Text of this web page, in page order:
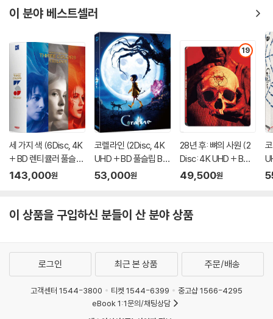
니다.
※ 아웃케이스/구성품/포장 상태
1) 제작/배송 과정에서 경미한 아웃케이스 주름, 모서리 눌림 및 갈라짐이
발생할 수 있습니다. 반품을 원하실 경우 미개봉 상태로 문의 부탁드립니
다.
2) 스틸북 케이스 제작 과정에서 기포 혹은 경미한 인쇄 오류가 발생할 수
있습니다.
3) 렌티큘러 스틸북의 경우, 보호필름이 붙어 판매되기도 합니다. 보호필
름 손상에 의한 교환/반품은 불가합니다.
4) 본품 보호를 위해 노란색의 카톤 박스로 재포장한 경우, 카톤박스 손상
에 의한 교환/반품은 불가합니다.
환/반품이 제한될 수 있습니다.
1) 기기 문제로 인해 발생하는 재생 불량 현상에 대해서는 반품/교환이 불
가하니 최신 소프트웨어로 업데이트된 DVD/BD 전용 기기에서 재생하실
것을 권유해 드립니다.
2) 정전기와 먼지로 인해 재생이 원활하지 않은 경우가 있습니다. 디스크
이 분야 베스트셀러
세 가지 색 (6Disc, 4K
+ BD 렌티큘러 풀슬립
트릴로지 박스 한정판)
143,000원
코렐라인 (2Disc, 4K
UHD + BD 풀슬립 B T
ype 500장 한정판) :
53,000원
19
28년 후: 뼈의 사원 (2
Disc: 4K UHD + BD
스틸북 한정판) : 블루
49,500원
이 상품을 구입하신 분들이 산 분야 상품
로그인 최근 본 상품 주문/배송
고객센터 1544-3800 티켓 1544-6399
중고샵 1566-4295
eBook 1:1문의/채팅상담